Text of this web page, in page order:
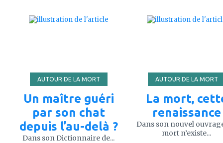
AUTOUR DE LA MORT
Un maître guéri
par son chat
depuis l’au-delà ?
Dans son Dictionnaire de...
AUTOUR DE LA MORT
La mort,
renaissance
Dans son nouvel
mort n’existe...